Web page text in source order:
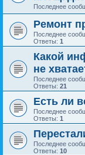
Последнее
Ремонт
Последнее
Ответы: 1
Какой
не
Последнее
Ответы: 21
Есть ли
Последнее
Ответы: 1
Последнее
Ответы: 10